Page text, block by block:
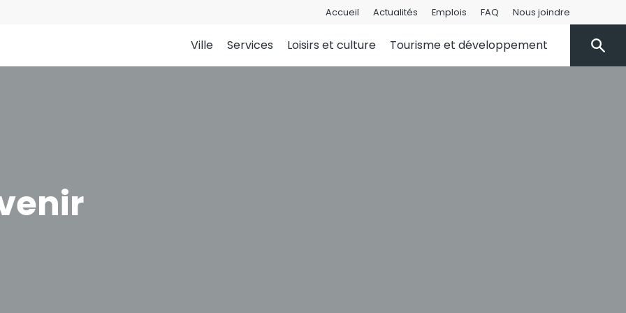
Accueil Actualités Emplois FAQ Nous joindre
Ville Services Loisirs et culture Tourisme et développement